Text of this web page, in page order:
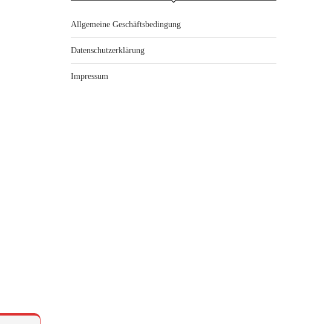
Allgemeine Geschäftsbedingung
Datenschutzerklärung
Impressum